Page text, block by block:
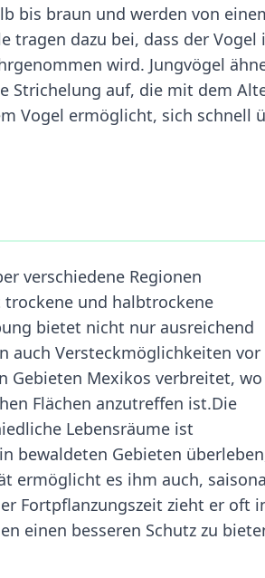
bis braun und werden von
tragen dazu bei, dass der Vogel
wird. Jungvögel
Strichelung auf, die mit dem
Vogel ermöglicht, sich schnell
verschiedene Regionen
und halbtrockene
bietet nicht nur ausreichend
auch Versteckmöglichkeiten vor
Gebieten Mexikos verbreitet,
Flächen anzutreffen ist.Die
Lebensräume ist
bewaldeten Gebieten
ermöglicht es ihm auch,
Fortpflanzungszeit zieht er oft
einen besseren Schutz zu